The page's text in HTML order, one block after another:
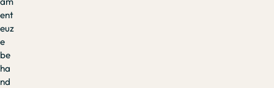
ent
euz
e
be
ha
nd